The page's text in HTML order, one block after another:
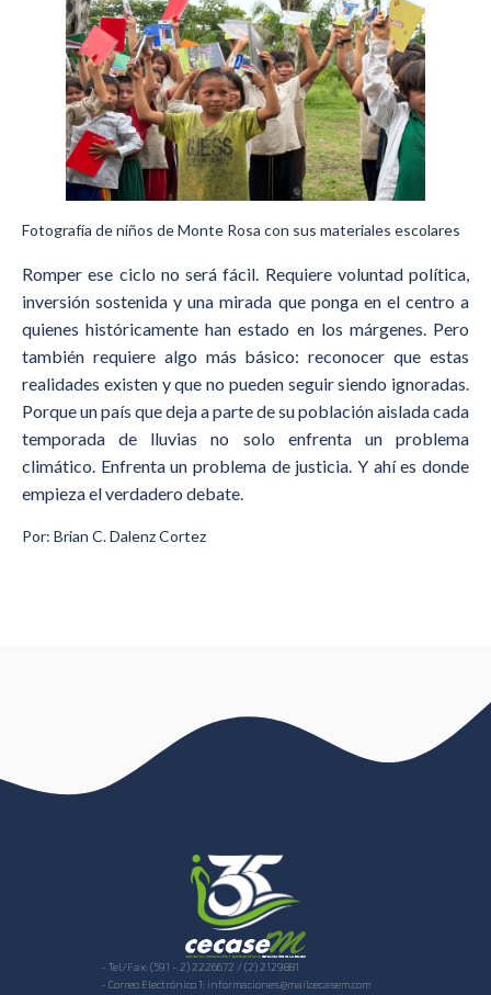
Fotografía de niños de Monte Rosa con sus materiales escolares
Romper ese ciclo no será fácil. Requiere voluntad política,
inversión sostenida y una mirada que ponga en el centro a
quienes históricamente han estado en los márgenes. Pero
también requiere algo más básico: reconocer que estas
realidades existen y que no pueden seguir siendo ignoradas.
Porque un país que deja a parte de su población aislada cada
temporada de lluvias no solo enfrenta un problema
climático. Enfrenta un problema de justicia. Y ahí es donde
empieza el verdadero debate.
Por: Brian C. Dalenz Cortez
- Tel/Fax: (591 - 2) 2226672 / (2) 2129881
- Correo Electrónico 1: informaciones@mailcecasem.com